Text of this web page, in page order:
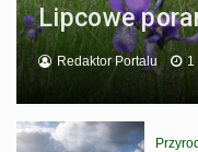
Lipcowe
Redaktor Portalu 1